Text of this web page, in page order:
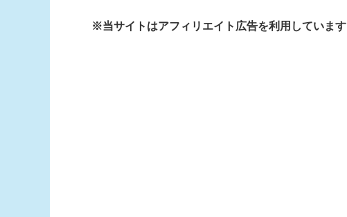
※当サイトはアフィリエイト広告を利用しています